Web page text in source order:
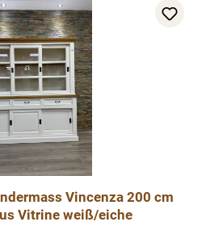
200 cm
Vitrine weiß/eiche